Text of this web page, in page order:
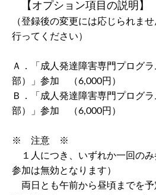
【オプション項目の説明】
（登録後の変更には応じられま
行ってください）
Ａ．「成人発達障害専門プログ
部）」参加 （6,000円）
Ｂ．「成人発達障害専門プログ
部）」参加 （6,000円）
※ 注意 ※
１人につき、いずれか一回のみ
参加は無効となります）
両日とも午前から昼頃までを予